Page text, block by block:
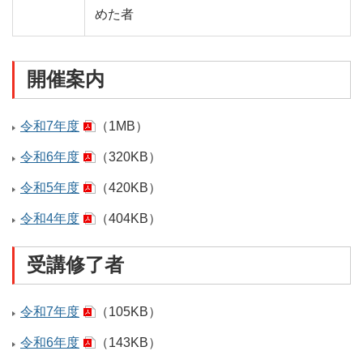
めた者
開催案内
令和7年度 （1MB）
令和6年度 （320KB）
令和5年度 （420KB）
令和4年度 （404KB）
受講修了者
令和7年度 （105KB）
令和6年度 （143KB）